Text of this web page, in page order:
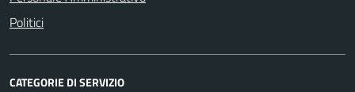
Politici
CATEGORIE DI SERVIZIO